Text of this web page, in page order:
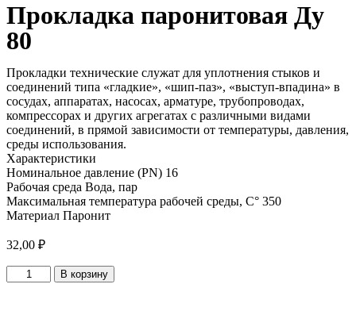
Прокладка паронитовая Ду
80
Прокладки технические служат для уплотнения стыков и
соединений типа «гладкие», «шип-паз», «выступ-впадина» в
сосудах, аппаратах, насосах, арматуре, трубопроводах,
компрессорах и других агрегатах с различными видами
соединений, в прямой зависимости от температуры, давления,
среды использования.
Характеристики
Номинальное давление (PN) 16
Рабочая среда Вода, пар
Максимальная температура рабочей среды, С° 350
Материал Паронит
32,00 ₽
Количество
товара
В корзину